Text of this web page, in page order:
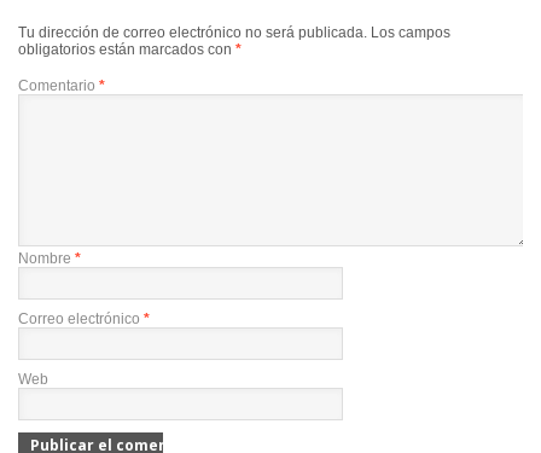
Tu dirección de correo electrónico no será publicada. Los campos
obligatorios están marcados con *
Comentario *
Nombre *
Correo electrónico *
Web